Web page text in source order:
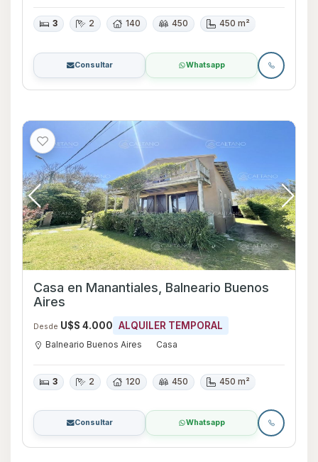
3 2 140 450 450 m²
Consultar Whatsapp
Casa en Manantiales, Balneario Buenos
Aires
Desde U$S 4.000 ALQUILER TEMPORAL
Balneario Buenos Aires Casa
3 2 120 450 450 m²
Consultar Whatsapp